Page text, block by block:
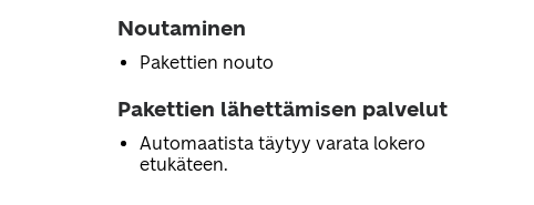
Noutaminen
Pakettien nouto
Pakettien lähettämisen palvelut
Automaatista täytyy varata lokero
etukäteen.